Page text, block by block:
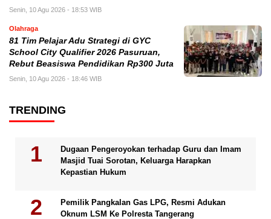
Senin, 10 Agu 2026 - 18:53 WIB
Olahraga
81 Tim Pelajar Adu Strategi di GYC
School City Qualifier 2026 Pasuruan,
Rebut Beasiswa Pendidikan Rp300 Juta
Senin, 10 Agu 2026 - 18:46 WIB
TRENDING
Dugaan Pengeroyokan terhadap Guru dan Imam
Masjid Tuai Sorotan, Keluarga Harapkan
Kepastian Hukum
Pemilik Pangkalan Gas LPG, Resmi Adukan
Oknum LSM Ke Polresta Tangerang